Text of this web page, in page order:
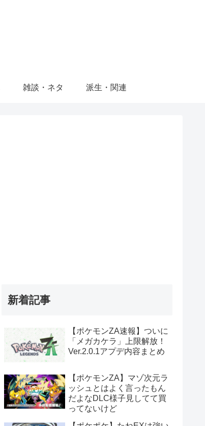
雑談・ネタ 派生・関連
新着記事
【ポケモンZA速報】ついに
「メガカケラ」上限解放！
Ver.2.0.1アプデ内容まとめ
【ポケモンZA】マゾ次元ラ
ッシュとはよく言ったもん
だよなDLC様子見してて買
ってないけど